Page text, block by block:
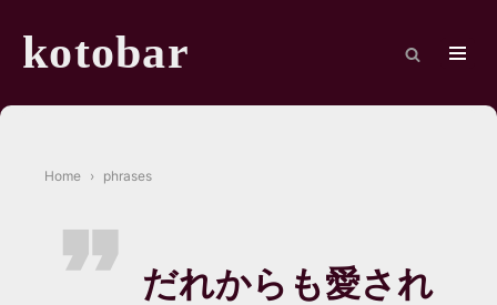
content
kotobar
Home phrases
だれからも愛され